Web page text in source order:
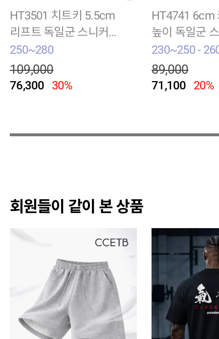
HT3501 치트키 5.5cm
리프트 독일군 스니커
즈 로한 화이트
250~280
109,000
76,300 30%
HT4741 6cm
높이 독일군
하인츠 화이트
230~250 -
89,000
71,100 20%
회원들이 같이 본 상품